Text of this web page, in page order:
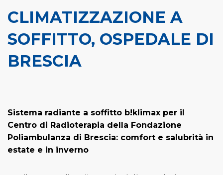
CLIMATIZZAZIONE A
SOFFITTO, OSPEDALE DI
BRESCIA
Sistema radiante a soffitto b!klimax per il
Centro di Radioterapia della Fondazione
Poliambulanza di Brescia: comfort e salubrità in
estate e in inverno